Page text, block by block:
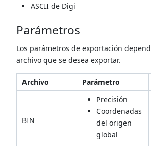
ASCII de Digi
Parámetros
Los parámetros de exportación
archivo que se desea exportar.
Archivo Parámetro
BIN
Precisión
Coordenadas
del origen
global